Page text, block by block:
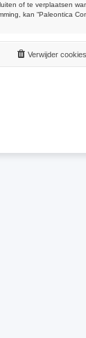
of te verplaatsen
kan “Paleontica
Verwijder cookies